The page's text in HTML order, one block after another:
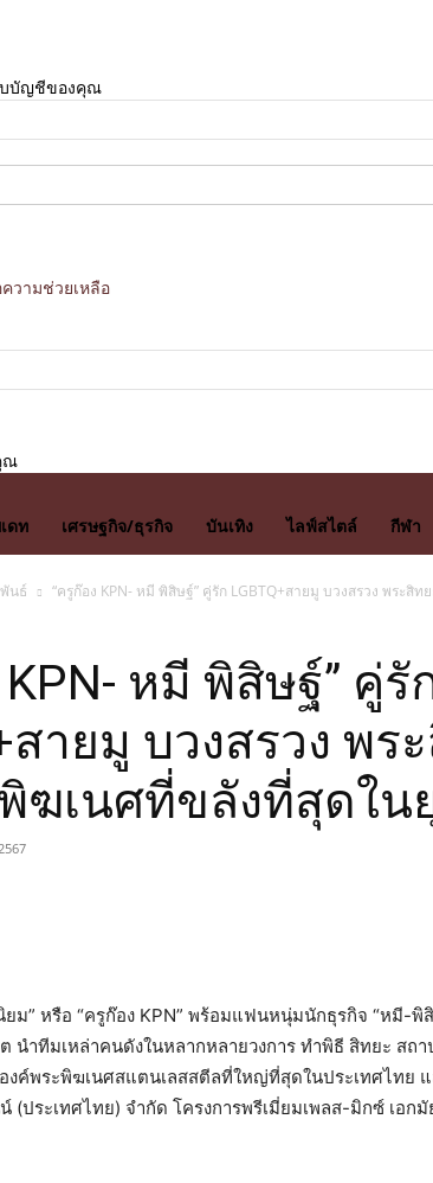
บบัญชีของคุณ
วามช่วยเหลือ
ณ
ดท เศรษฐกิจ/ธุรกิจ บันเทิง ไลฟ์สไตล์ กีฬา
นธ์ “ครูก๊อง KPN- หมี พิสิษฐ์” คู่รัก LGBTQ+สายมู บวงสรวง พระ
หมี พิสิษฐ์” คู่รั
สายมู บวงสรวง พ
ฆเนศที่ขลังที่สุดใน
ม” หรือ “ครูก๊อง KPN” พร้อมแฟนหนุ่มนักธุรกิจ “หมี-พิ
นำทีมเหล่าคนดังในหลากหลายวงการ ทำพิธี สิทยะ สถ
ค์พระพิฆเนศสแตนเลสสตีลที่ใหญ่ที่สุดในประเทศไทย
(ประเทศไทย) จำกัด โครงการพรีเมี่ยมเพลส-มิกซ์ เอก